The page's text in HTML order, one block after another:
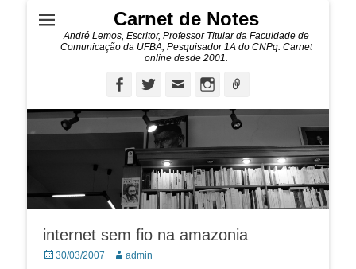
Carnet de Notes
André Lemos, Escritor, Professor Titular da Faculdade de
Comunicação da UFBA, Pesquisador 1A do CNPq. Carnet
online desde 2001.
FacebookTwitterEmail Instagram
internet sem fio na amazonia
Posted
30/03/2007 Autor:admin